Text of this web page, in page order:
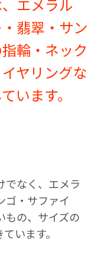
エメラル
翡翠・サン
輪・ネック
ヤリングな
います。
でなく、エメラ
ゴ・サファイ
もの、サイズの
います。